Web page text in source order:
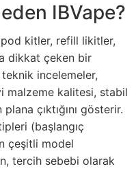
IBVape?
pod kitler, refill likitler,
dikkat çeken bir
teknik incelemeler,
malzeme kalitesi, stabil
çıktığını gösterir.
(başlangıç
çeşitli model
tercih sebebi olarak